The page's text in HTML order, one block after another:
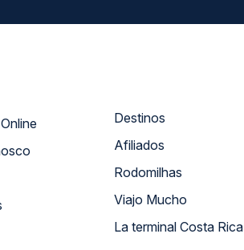
Atendimento Online
Destinos
Afiliados
Rodomilhas
Viajo Mucho
La terminal Costa Rica